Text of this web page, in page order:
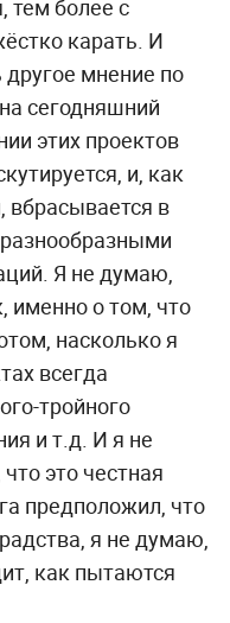
тем более с
карать. И
мнение по
сегодняшний
этих проектов
и, как
вбрасывается в
Я не думаю,
именно о том, что
насколько я
всегда
тройного
и т.д. И я не
это честная
предположил, что
я не думаю,
как пытаются